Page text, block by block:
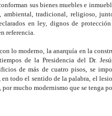
sus bienes muebles e
tradicional, religioso,
en ley, dignos de
referencia.
lo moderno, la anarquía en la
de la Presidencia del Dr.
de más de cuatro pisos, se
todo el sentido de la palabra, el
mucho modernismo que se tenga